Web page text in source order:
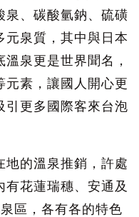
泉、碳酸氫鈉、硫磺
元泉質，其中與日本
泉更是世界聞名，
元素，讓國人開心更
引更多國際客來台泡
地的溫泉推銷，許處
花蓮瑞穗、安通及
區，各有各的特色